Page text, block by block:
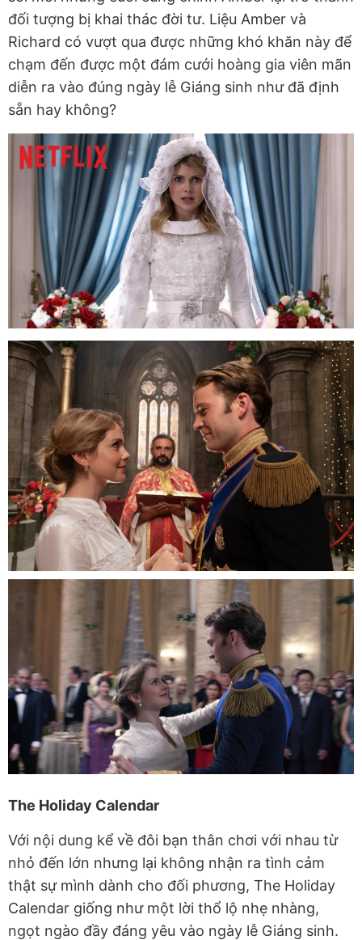
đối tượng bị khai thác đời tư. Liệu Amber và
Richard có vượt qua được những khó khăn này để
chạm đến được một đám cưới hoàng gia viên mãn
diễn ra vào đúng ngày lễ Giáng sinh như đã định
sẵn hay không?
The Holiday Calendar
Với nội dung kể về đôi bạn thân chơi với nhau từ
nhỏ đến lớn nhưng lại không nhận ra tình cảm
thật sự mình dành cho đối phương, The Holiday
Calendar giống như một lời thổ lộ nhẹ nhàng,
ngọt ngào đầy đáng yêu vào ngày lễ Giáng sinh.